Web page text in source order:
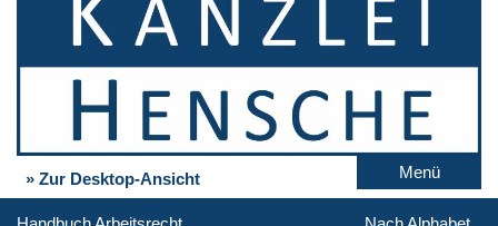
» Zur Desktop-Ansicht Menü